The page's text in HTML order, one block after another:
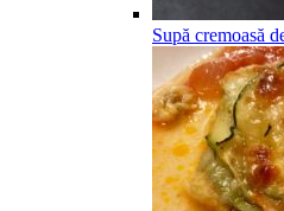
Supă cremoasă